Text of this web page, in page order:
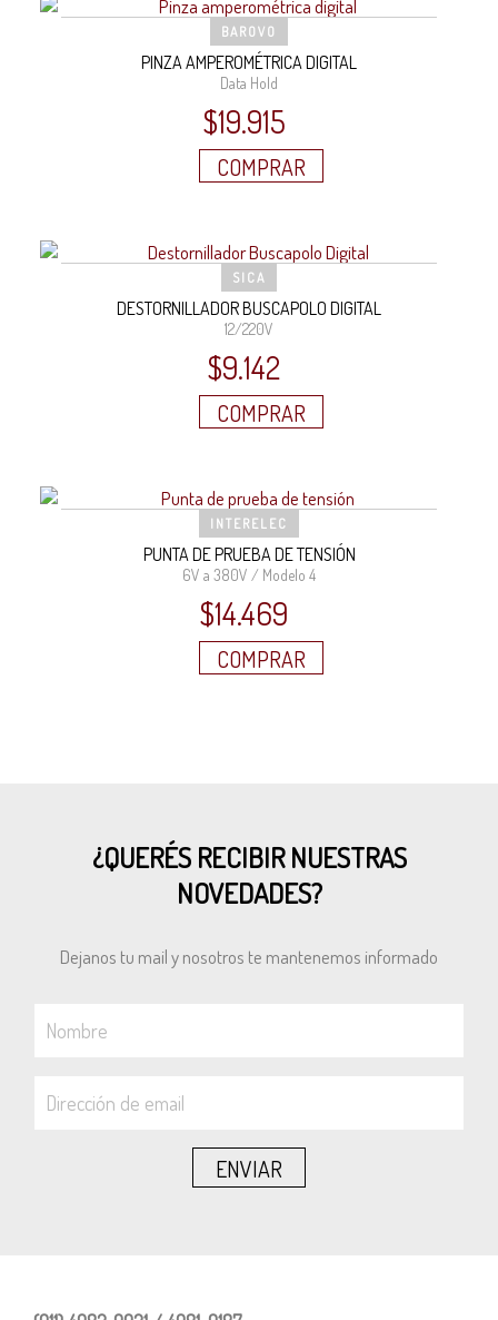
BAROVO
PINZA AMPEROMÉTRICA DIGITAL
Data Hold
$19.915
COMPRAR
SICA
DESTORNILLADOR BUSCAPOLO DIGITAL
12/220V
$9.142
COMPRAR
INTERELEC
PUNTA DE PRUEBA DE TENSIÓN
6V a 380V / Modelo 4
$14.469
COMPRAR
¿QUERÉS RECIBIR NUESTRAS
NOVEDADES?
Dejanos tu mail y nosotros te mantenemos informado